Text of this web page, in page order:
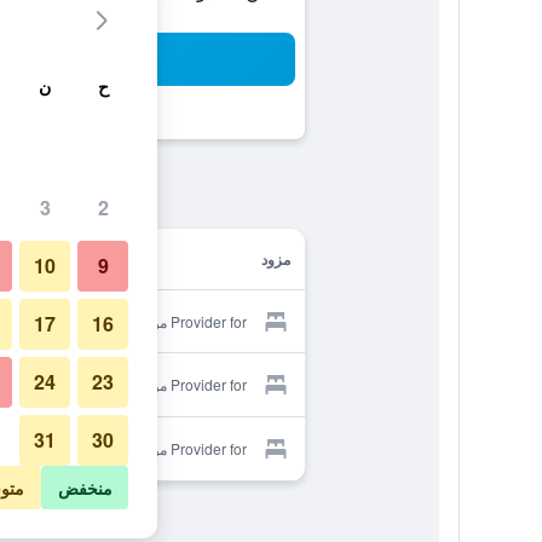
مزود
Provider for مونلايت بوداكلار ريزيدنس
Provider for مونلايت بوداكلار ريزيدنس
Provider for مونلايت بوداكلار ريزيدنس
ح ن
2
3
9
10
16
17
23
24
30
31
منخفض